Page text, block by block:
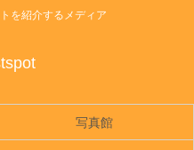
を紹介するメディア
写真館